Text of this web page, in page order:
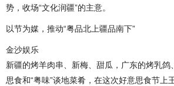
势，收场“文化润疆”的主意。
以节为媒，推动“粤品北上疆品南下”
金沙娱乐
新疆的烤羊肉串、新梅、甜瓜，广东的烤乳
思食和“粤味”谈地菜肴，在这次好意思食节上